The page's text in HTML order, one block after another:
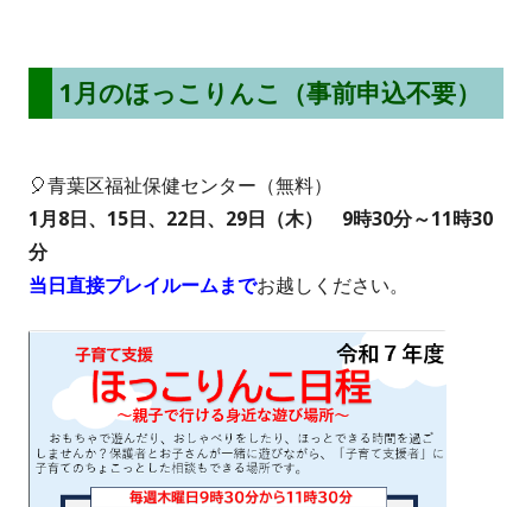
1月のほっこりんこ（事前申込不要）
🎈青葉区福祉保健センター （無料）
1月8日、15日、22日、29日（木） 9時30分～11時30
分
当日直接プレイルームまでお越しください。